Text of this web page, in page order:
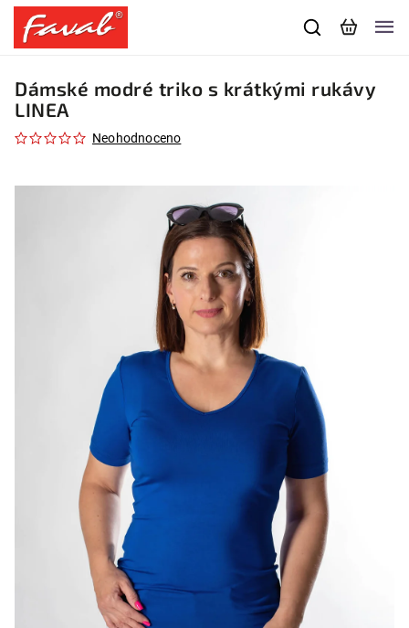
Dámské modré triko s krátkými rukávy
LINEA
Neohodnoceno